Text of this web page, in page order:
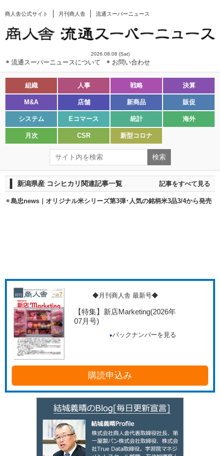
商人舎公式サイト 月刊商人舎 流通スーパーニュース
2026.08.08 (Sat)
流通スーパーニュースについて お問い合わせ
組織 人事 戦略 決算
M&A 店舗 新商品 販促
システム Eコマース 統計 海外
月次 CSR 新型コロナ
新潟県産 コシヒカリ関連記事一覧 記事をすべて見る
島忠news｜オリジナル米シリーズ第3弾･人気の銘柄米3品3/4から発売
◆月刊商人舎 最新号◆
【特集】新店Marketing(2026年
07月号)
バックナンバーを見る
購読申込み